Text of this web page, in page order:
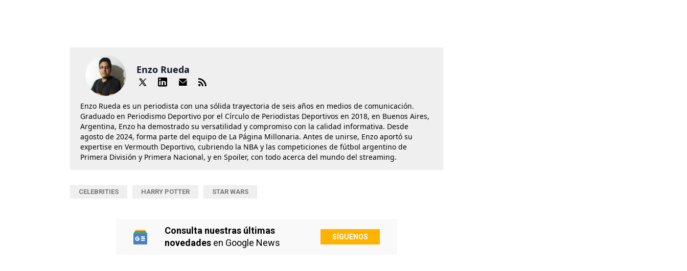
Enzo Rueda
Enzo Rueda es un periodista con una sólida trayectoria de seis años en medios de comunicación.
Graduado en Periodismo Deportivo por el Círculo de Periodistas Deportivos en 2018, en Buenos Aires,
Argentina, Enzo ha demostrado su versatilidad y compromiso con la calidad informativa. Desde
agosto de 2024, forma parte del equipo de La Página Millonaria. Antes de unirse, Enzo aportó su
expertise en Vermouth Deportivo, cubriendo la NBA y las competiciones de fútbol argentino de
Primera División y Primera Nacional, y en Spoiler, con todo acerca del mundo del streaming.
CELEBRITIES HARRY POTTER STAR WARS
Consulta nuestras últimas
novedades en Google News
SÍGUENOS